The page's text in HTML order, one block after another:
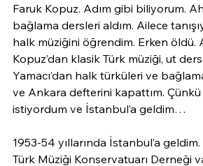
Faruk Kopuz. Adım gibi biliyorum.
bağlama dersleri aldım. Ailece
halk müziğini öğrendim. Erken öldü.
Kopuz’dan klasik Türk müziği, ut
Yamacı’dan halk türküleri ve
ve Ankara defterini kapattım. Çünkü
istiyordum ve İstanbul’a geldim…
1953-54 yıllarında İstanbul’a
Türk Müziği Konservatuarı Derneği